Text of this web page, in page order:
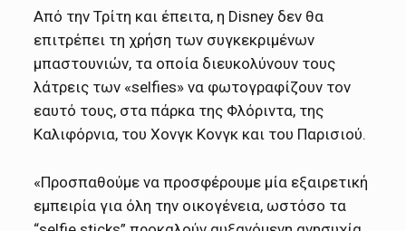
Από την Τρίτη και έπειτα, η Disney δεν θα
επιτρέπει τη χρήση των συγκεκριμένων
μπαστουνιών, τα οποία διευκολύνουν τους
λάτρεις των «selfies» να φωτογραφίζουν τον
εαυτό τους, στα πάρκα της Φλόριντα, της
Καλιφόρνια, του Χονγκ Κονγκ και του Παρισιού.
«Προσπαθούμε να προσφέρουμε μία εξαιρετική
εμπειρία για όλη την οικογένεια, ωστόσο τα